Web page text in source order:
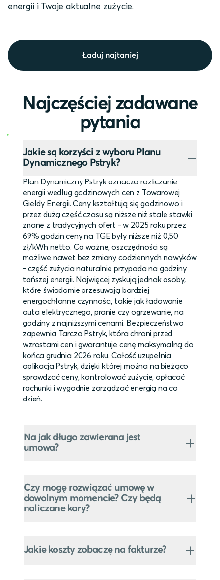
energii i Twoje aktualne zużycie.
Ładuj najtaniej
Najczęściej zadawane
pytania
Jakie są korzyści z wyboru Planu
Dynamicznego Pstryk?
Plan Dynamiczny Pstryk oznacza rozliczanie
energii według godzinowych cen z Towarowej
Giełdy Energii. Ceny kształtują się godzinowo i
przez dużą część czasu są niższe niż stałe stawki
znane z tradycyjnych ofert - w 2025 roku przez
69% godzin ceny na TGE były niższe niż 0,50
zł/kWh netto. Co ważne, oszczędności są
możliwe nawet bez zmiany codziennych nawyków
- część zużycia naturalnie przypada na godziny
tańszej energii. Najwięcej zyskują jednak osoby,
które świadomie przesuwają bardziej
energochłonne czynności, takie jak ładowanie
auta elektrycznego, pranie czy ogrzewanie, na
godziny z najniższymi cenami. Bezpieczeństwo
zapewnia Tarcza Pstryk, która chroni przed
wzrostami cen i gwarantuje cenę maksymalną do
końca grudnia 2026 roku. Całość uzupełnia
aplikacja Pstryk, dzięki której można na bieżąco
sprawdzać ceny, kontrolować zużycie, opłacać
rachunki i wygodnie zarządzać energią na co
dzień.
Na jak długo zawierana jest
umowa?
Czy mogę rozwiązać umowę w
dowolnym momencie? Czy będą
naliczane kary?
Jakie koszty zobaczę na fakturze?